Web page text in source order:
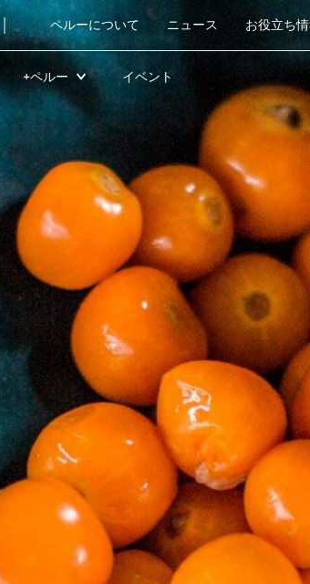
| ペルーについて ニュース お役立ち
+ペルー イベント